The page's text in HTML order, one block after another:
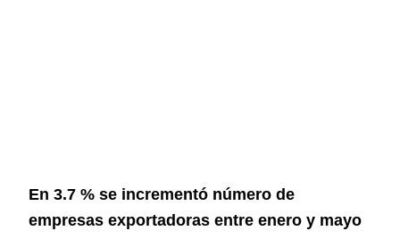
En 3.7 % se incrementó número de
empresas exportadoras entre enero y mayo